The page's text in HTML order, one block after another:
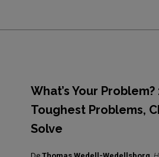
What’s Your
Toughest Problems,
Solve